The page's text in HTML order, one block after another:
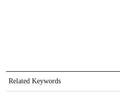
Related Keywords